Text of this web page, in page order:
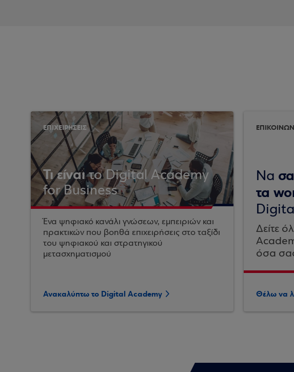
ΕΠΙΧΕΙΡΗΣΕΙΣ
Τι είναιτο Digital Academy
for Business
Ένα ψηφιακό κανάλι γνώσεων, εμπειριών και
πρακτικών που βοηθά επιχειρήσεις στο ταξίδι
του ψηφιακού και στρατηγικού
μετασχηματισμού
Ανακαλύπτω το Digital Academy
Να
τα
Δείτε
όσα
Θέλω να